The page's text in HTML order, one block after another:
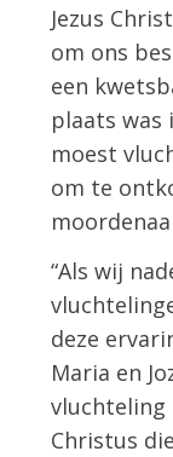
Jezus
om ons
een
plaats was
moest
om te
“Als wij
deze
Maria en
vluchteling
Christus